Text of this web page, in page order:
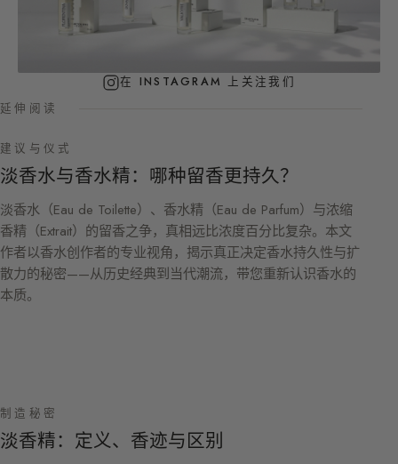
在 INSTAGRAM 上关注我们
延伸阅读
建议与仪式
淡香水与香水精：哪种留香更持久？
淡香水（Eau de Toilette）、香水精（Eau de Parfum）与浓缩
香精（Extrait）的留香之争，真相远比浓度百分比复杂。本文
作者以香水创作者的专业视角，揭示真正决定香水持久性与扩
散力的秘密——从历史经典到当代潮流，带您重新认识香水的
本质。
制造秘密
淡香精：定义、香迹与区别